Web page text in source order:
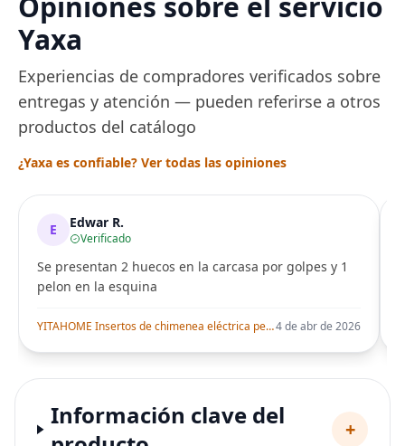
Yaxa
Experiencias de compradores verificados sobre
entregas y atención — pueden referirse a otros
productos del catálogo
¿Yaxa es confiable? Ver todas las opiniones
E Edwar R.
Verificado
Se presentan 2 huecos en la carcasa por golpes y 1
pelon en la esquina
YITAHOME Insertos de chimenea eléctrica pequeña de 23 pulgadas, calentadores de chimenea para uso en interiores, control remoto con temporizador4 de abr de 2026
Información clave del
+